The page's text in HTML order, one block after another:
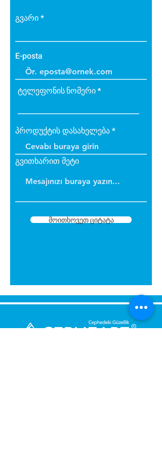
გვარი
E-posta
ტელეფონის ნომერი
პროდუქტის დასახელება
გვითხარით მეტი
მოითხოვეთ ციტატა